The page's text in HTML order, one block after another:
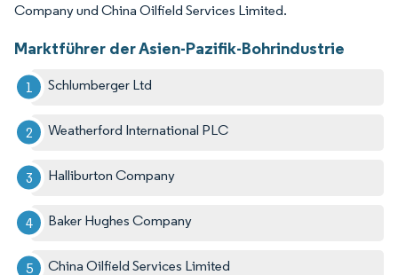
Company und China Oilfield Services Limited.
Marktführer der Asien-Pazifik-Bohrindustrie
Schlumberger Ltd
Weatherford International PLC
Halliburton Company
Baker Hughes Company
China Oilfield Services Limited